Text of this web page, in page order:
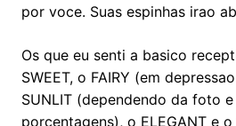
por voce. Suas espinhas irao
Os que eu senti a basico
SWEET, o FAIRY (em
SUNLIT (dependendo da foto
porcentagens), o ELEGANT e o